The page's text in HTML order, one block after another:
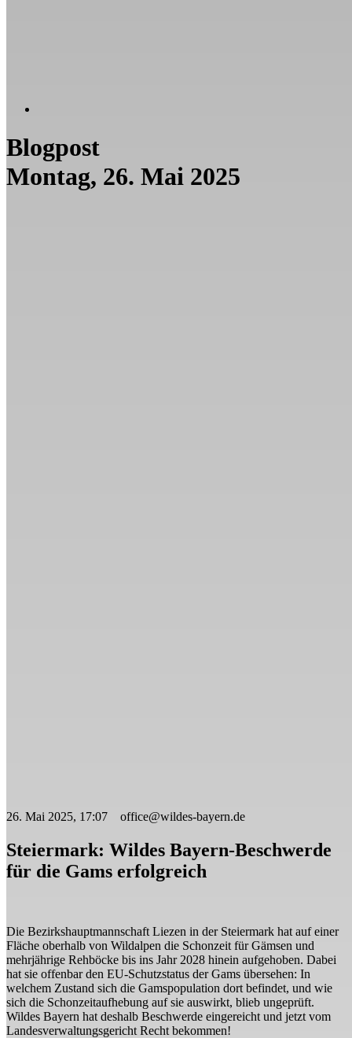
Blogpost
Montag, 26. Mai 2025
26. Mai 2025, 17:07 office@wildes-bayern.de
Steiermark: Wildes Bayern-Beschwerde
für die Gams erfolgreich
Die Bezirkshauptmannschaft Liezen in der Steiermark hat auf einer
Fläche oberhalb von Wildalpen die Schonzeit für Gämsen und
mehrjährige Rehböcke bis ins Jahr 2028 hinein aufgehoben. Dabei
hat sie offenbar den EU-Schutzstatus der Gams übersehen: In
welchem Zustand sich die Gamspopulation dort befindet, und wie
sich die Schonzeitaufhebung auf sie auswirkt, blieb ungeprüft.
Wildes Bayern hat deshalb Beschwerde eingereicht und jetzt vom
Landesverwaltungsgericht Recht bekommen!